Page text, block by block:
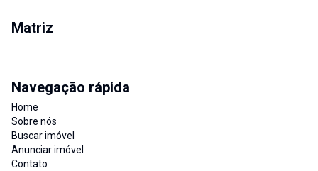
Matriz
Navegação rápida
Home
Sobre nós
Buscar imóvel
Anunciar imóvel
Contato